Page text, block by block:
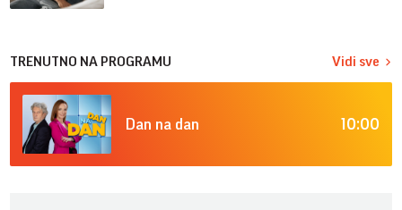
TRENUTNO NA PROGRAMU Vidi sve
Dan na dan 10:00